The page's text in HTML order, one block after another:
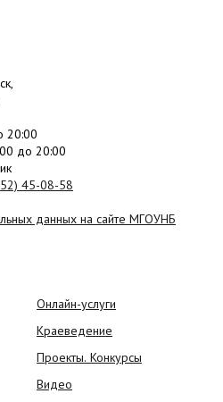
20:00
до 20:00
45-08-58
данных на сайте МГОУНБ
Онлайн-услуги
Краеведение
Проекты. Конкурсы
Видео